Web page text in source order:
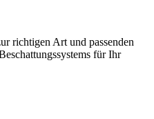
richtigen Art und passenden
für Ihr